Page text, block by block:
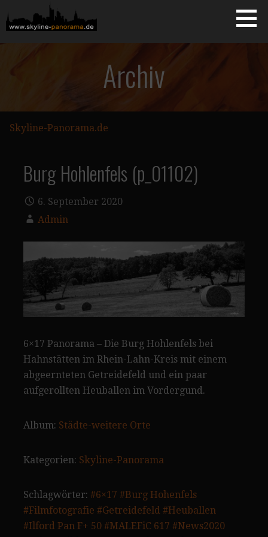
Inhalt
springen
SKYLINE-PANORAMA.DE
Archiv
Skyline-Panorama.de
Burg Hohlenfels (p_01102)
6. September 2020
Admin
6×17 Panorama – Die Burg Hohlenfels bei
Hahnstätten im Rhein-Lahn-Kreis mit einem
abgeernteten Getreidefeld und ein paar
aufgerollten Heuballen im Vordergund.
Album: Städte-weitere Orte
Kategorien: Skyline-Panorama
Schlagwörter: #6×17 #Burg Hohenfels
#Filmfotografie #Getreidefeld #Heuballen
#Ilford Pan F+ 50 #MALEFiC 617 #News2020